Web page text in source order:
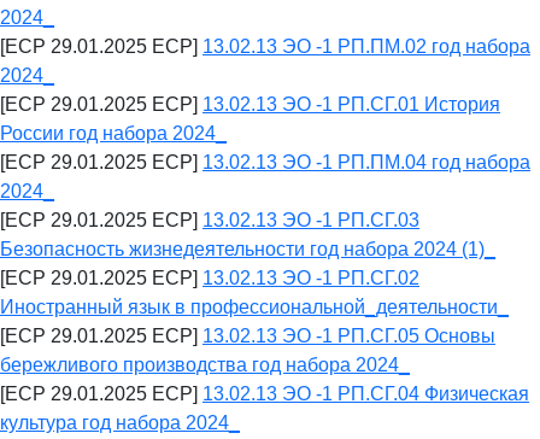
2024_
[ECP 29.01.2025 ECP] 13.02.13 ЭО -1 РП.ПМ.02 год набора
2024_
[ECP 29.01.2025 ECP] 13.02.13 ЭО -1 РП.СГ.01 История
России год набора 2024_
[ECP 29.01.2025 ECP] 13.02.13 ЭО -1 РП.ПМ.04 год набора
2024_
[ECP 29.01.2025 ECP] 13.02.13 ЭО -1 РП.СГ.03
Безопасность жизнедеятельности год набора 2024 (1)_
[ECP 29.01.2025 ECP] 13.02.13 ЭО -1 РП.СГ.02
Иностранный язык в профессиональной_деятельности_
[ECP 29.01.2025 ECP] 13.02.13 ЭО -1 РП.СГ.05 Основы
бережливого производства год набора 2024_
[ECP 29.01.2025 ECP] 13.02.13 ЭО -1 РП.СГ.04 Физическая
культура год набора 2024_